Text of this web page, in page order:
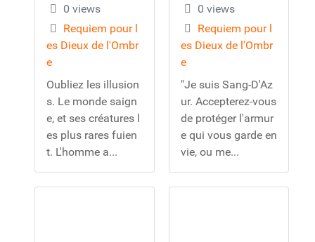
0 views
Requiem pour l
es Dieux de l'Ombr
e
Oubliez les illusion
s. Le monde saign
e, et ses créatures l
es plus rares fuien
t. L'homme a...
0 views
Requiem pour l
es Dieux de l'Ombr
e
"Je suis Sang-D'Az
ur. Accepterez-vous
de protéger l'armur
e qui vous garde en
vie, ou me...